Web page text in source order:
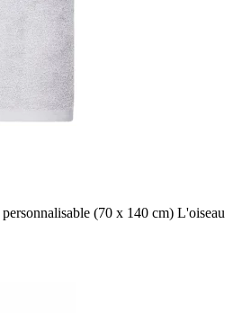
(70 x 140 cm) L'oiseau